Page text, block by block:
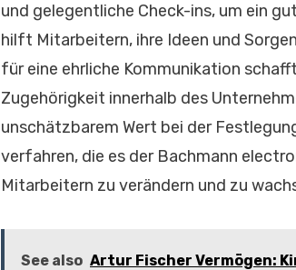
und gelegentliche Check-ins, um ein
hilft Mitarbeitern, ihre Ideen und
für eine ehrliche Kommunikation
Zugehörigkeit innerhalb des
unschätzbarem Wert bei der
verfahren, die es der Bachmann
Mitarbeitern zu verändern und zu
See also Artur Fischer Vermögen: